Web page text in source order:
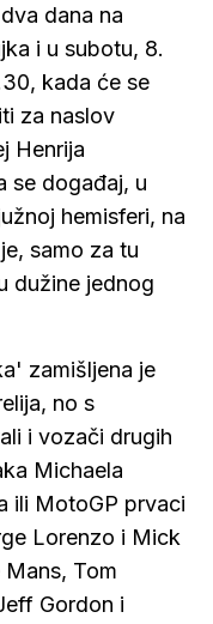
dana na
i u subotu, 8.
kada će se
za naslov
Henrija
se događaj, u
hemisferi, na
samo za tu
dužine jednog
zamišljena je
no s
i vozači drugih
Michaela
ili MotoGP prvaci
Lorenzo i Mick
Tom
Gordon i